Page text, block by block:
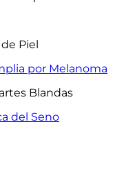
Piel
por Melanoma
Blandas
del Seno